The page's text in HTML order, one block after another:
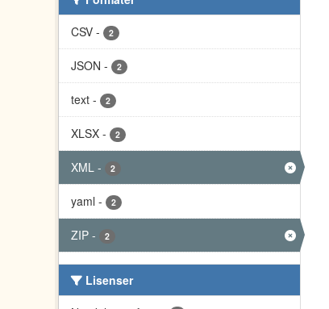
CSV - 2
JSON - 2
text - 2
XLSX - 2
XML - 2
yaml - 2
ZIP - 2
Lisenser